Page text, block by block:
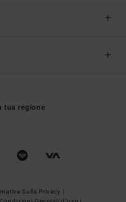
tua regione
Sulla Privacy |